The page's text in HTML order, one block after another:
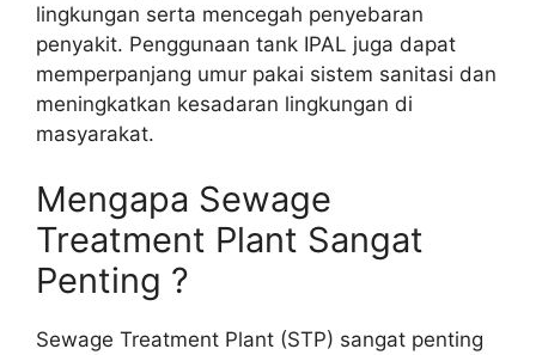
lingkungan serta mencegah penyebaran
penyakit. Penggunaan tank IPAL juga dapat
memperpanjang umur pakai sistem sanitasi dan
meningkatkan kesadaran lingkungan di
masyarakat.
Mengapa Sewage
Treatment Plant Sangat
Penting ?
Sewage Treatment Plant (STP) sangat penting